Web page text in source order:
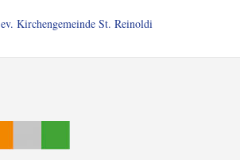
ev. Kirchengemeinde St. Reinoldi